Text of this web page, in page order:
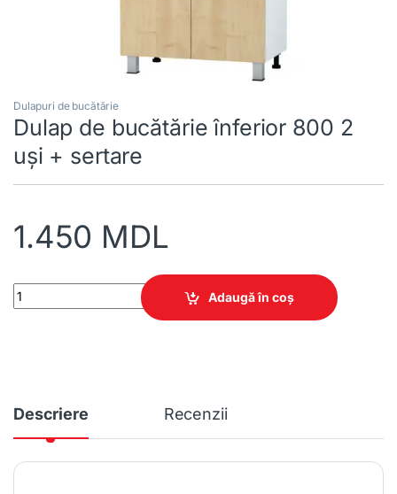
Dulapuri de bucătărie
Dulap de bucătărie înferior 800 2
uși + sertare
1.450 MDL
Dulap de bucătărie înferior 800 2 uși + sertare quantity
Adaugă în coș
Descriere Recenzii